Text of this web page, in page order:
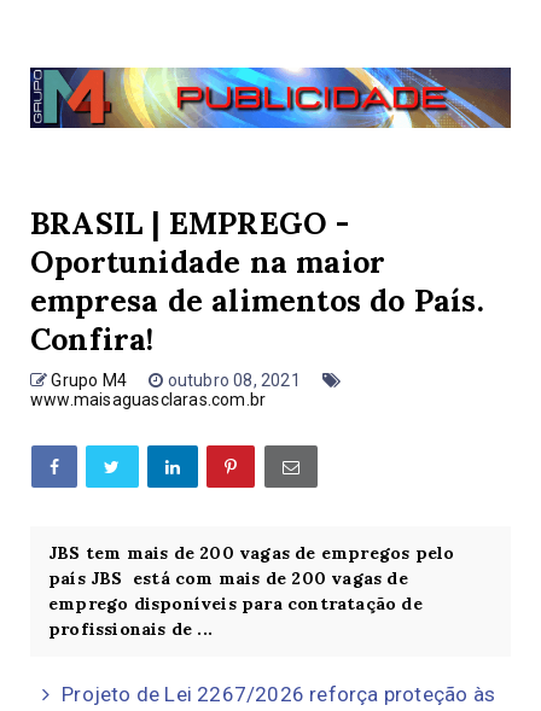
BRASIL | EMPREGO -
Oportunidade na maior
empresa de alimentos do País.
Confira!
Grupo M4
outubro 08, 2021
www.maisaguasclaras.com.br
JBS tem mais de 200 vagas de empregos pelo
país JBS está com mais de 200 vagas de
emprego disponíveis para contratação de
profissionais de ...
Projeto de Lei 2267/2026 reforça proteção às